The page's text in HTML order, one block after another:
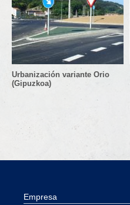
Urbanización variante Orio
(Gipuzkoa)
Empresa